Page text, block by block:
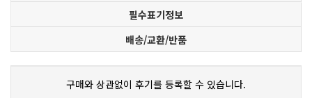
필수표기정보
배송/교환/반품
구매와 상관없이 후기를 등록할 수 있습니다.